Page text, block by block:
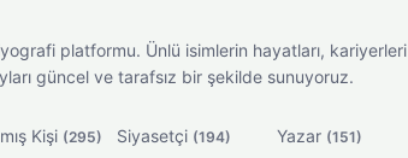
platformu. Ünlü isimlerin hayatları, kariyerleri
güncel ve tarafsız bir şekilde sunuyoruz.
Kişi (295) Siyasetçi (194) Yazar (151)